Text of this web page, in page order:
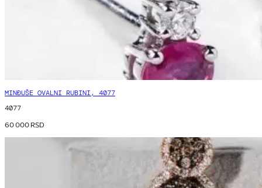
MINĐUŠE OVALNI RUBINI, 4077
4077
60 000RSD